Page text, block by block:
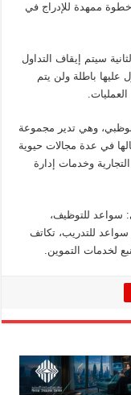
ممهدة للإدراج في
سيتم إيقاف التداول
باطلة ولن يتم
القابضة" تأسست عام 2018 في أبوظبي، وهي تدير مجموعة
في عدة مجالات حيوية
وخدمات إدارة
تابعة هي: سواعد للتوظيف،
للتدريب، تكاتف
لخدمات التموين.